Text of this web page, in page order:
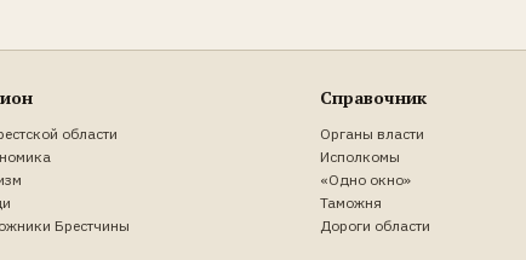
области
Брестчины
Справочник
Органы власти
Исполкомы
«Одно окно»
Таможня
Дороги области